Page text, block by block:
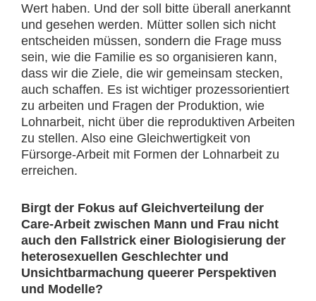
Wert haben. Und der soll bitte überall anerkannt
und gesehen werden. Mütter sollen sich nicht
entscheiden müssen, sondern die Frage muss
sein, wie die Familie es so organisieren kann,
dass wir die Ziele, die wir gemeinsam stecken,
auch schaffen. Es ist wichtiger prozessorientiert
zu arbeiten und Fragen der Produktion, wie
Lohnarbeit, nicht über die reproduktiven Arbeiten
zu stellen. Also eine Gleichwertigkeit von
Fürsorge-Arbeit mit Formen der Lohnarbeit zu
erreichen.
Birgt der Fokus auf Gleichverteilung der
Care-Arbeit zwischen Mann und Frau nicht
auch den Fallstrick einer Biologisierung der
heterosexuellen Geschlechter und
Unsichtbarmachung queerer Perspektiven
und Modelle?